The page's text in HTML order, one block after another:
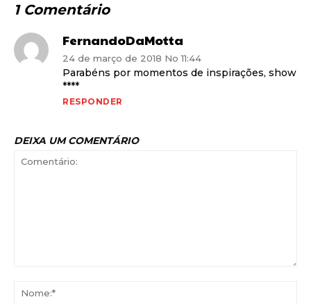
1 Comentário
FernandoDaMotta
24 de março de 2018 No 11:44
Parabéns por momentos de inspirações, show
****
RESPONDER
DEIXA UM COMENTÁRIO